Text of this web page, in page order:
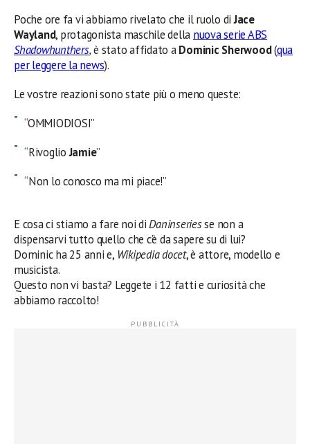
Poche ore fa vi abbiamo rivelato che il ruolo diJace
Wayland, protagonista maschile della nuova serie ABS
Shadowhunthers,è stato affidato aDominic Sherwood(qua
per leggere la news).
Le vostre reazioni sono state più o meno queste:
“OMMIODIOSI”
“RivoglioJamie”
“Non lo conosco ma mi piace!”
E cosa ci stiamo a fare noi diDaninseriesse non a
dispensarvi tutto quello che c’è da sapere su di lui?
Dominic ha 25 anni e, Wikipedia docet, è attore, modello e
musicista.
Questo non vi basta? Leggete i 12 fatti e curiosità che
abbiamo raccolto!